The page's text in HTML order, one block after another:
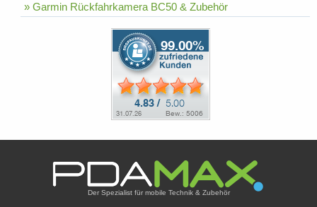
» Garmin Rückfahrkamera BC50 & Zubehör
Der Spezialist für mobile Technik & Zubehör